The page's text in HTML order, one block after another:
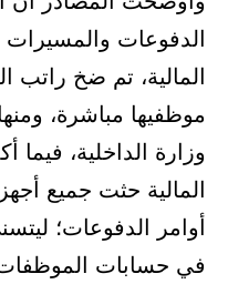
الدفوعات والمسيرات
المالية، تم ضخ
موظفيها مباشرة،
وزارة الداخلية،
المالية حثت جميع
أوامر الدفوعات؛
في حسابات